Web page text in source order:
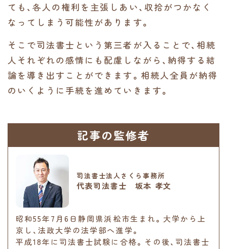
ても、各人の権利を主張しあい、収拾がつかなく
なってしまう可能性があります。
そこで司法書士という第三者が入ることで、相続
人それぞれの感情にも配慮しながら、納得する結
論を導き出すことができます。相続人全員が納得
のいくように手続を進めていきます。
記事の監修者
司法書士法人さくら事務所
代表司法書士 坂本 孝文
昭和55年7月6日静岡県浜松市生まれ。大学から上
京し、法政大学の法学部へ進学。
平成18年に司法書士試験に合格。その後、司法書士